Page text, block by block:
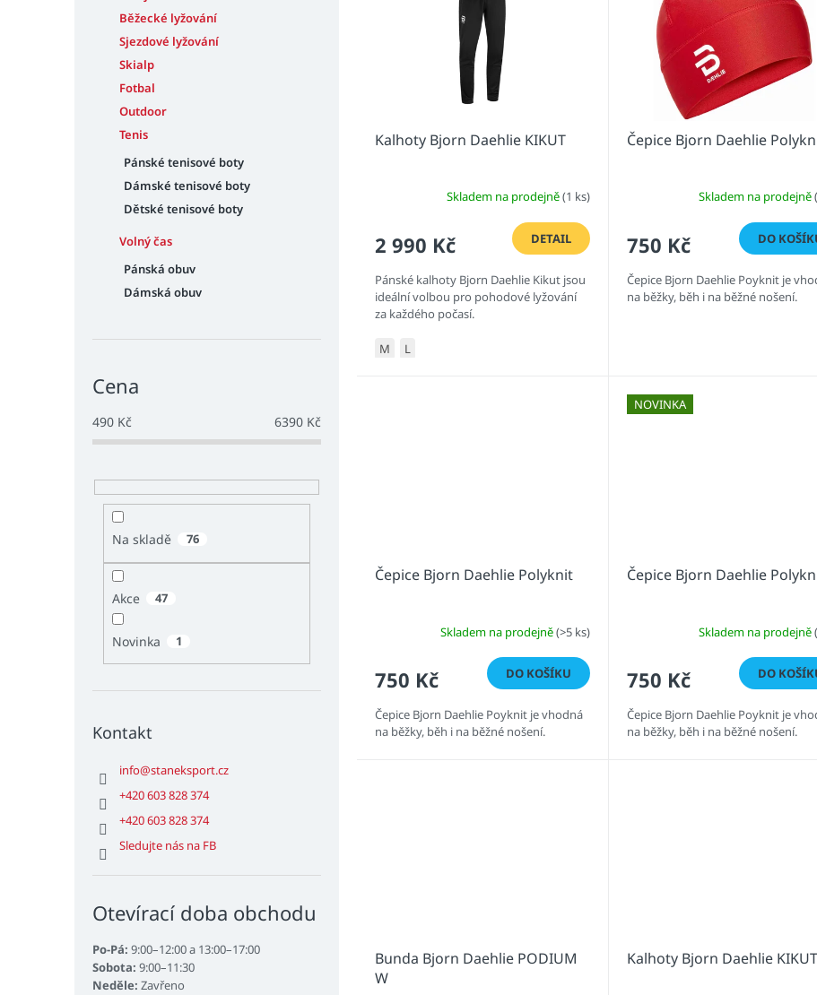
Běžecké lyžování
Sjezdové lyžování
Skialp
Fotbal
Outdoor
Tenis
Pánské tenisové boty
Dámské tenisové boty
Dětské tenisové boty
Volný čas
Pánská obuv
Dámská obuv
Cena
490 Kč 6390 Kč
Na skladě 76
Akce 47
Novinka 1
Kontakt
info@staneksport.cz
+420 603 828 374
+420 603 828 374
Sledujte nás na FB
Otevírací doba obchodu
Po-Pá: 9:00–12:00 a 13:00–17:00
Sobota: 9:00–11:30
Neděle: Zavřeno
Kalhoty Bjorn Daehlie KIKUT
Skladem na prodejně(1 ks)
2 990 Kč DETAIL
Pánské kalhoty Bjorn Daehlie Kikut jsou
ideální volbou pro pohodové lyžování
za každého počasí.
M L
Čepice Bjorn Daehlie
Skladem na prodejně
750 Kč DO
Čepice Bjorn Daehlie Poyknit je
na běžky, běh i na běžné nošení.
Čepice Bjorn Daehlie Polyknit
Skladem na prodejně(>5 ks)
750 Kč DO KOŠÍKU
Čepice Bjorn Daehlie Poyknit je vhodná
na běžky, běh i na běžné nošení.
NOVINKA
Čepice Bjorn Daehlie
Skladem na prodejně
750 Kč DO
Čepice Bjorn Daehlie Poyknit je
na běžky, běh i na běžné nošení.
Bunda Bjorn Daehlie PODIUM
W
Kalhoty Bjorn Daehlie KIKUT